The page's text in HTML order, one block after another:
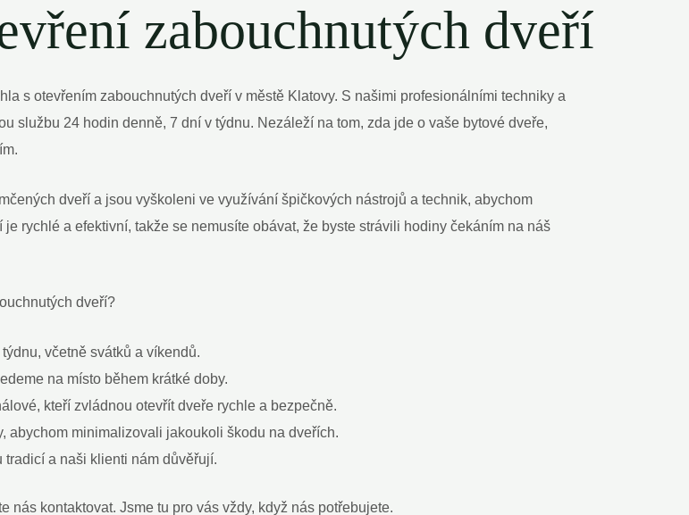
zabouchnutých dveří
s otevřením zabouchnutých dveří v městě Klatovy. S našimi profesionálními techniky a
službu 24 hodin denně, 7 dní v týdnu. Nezáleží na tom, zda jde o vaše bytové dveře,
dveří a jsou vyškoleni ve využívání špičkových nástrojů a technik, abychom
rychlé a efektivní, takže se nemusíte obávat, že byste strávili hodiny čekáním na náš
dveří?
včetně svátků a víkendů.
na místo během krátké doby.
kteří zvládnou otevřít dveře rychle a bezpečně.
abychom minimalizovali jakoukoli škodu na dveřích.
a naši klienti nám důvěřují.
kontaktovat. Jsme tu pro vás vždy, když nás potřebujete.